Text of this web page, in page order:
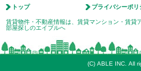
トップ プライバシーポリ
賃貸物件・不動産情報は、賃貸マンション・賃貸
部屋探しのエイブルへ
(C) ABLE INC. All